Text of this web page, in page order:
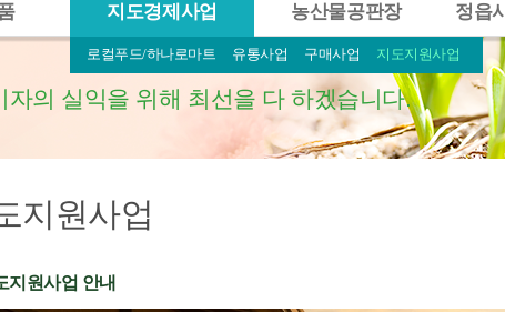
지도경제사업
로컬푸드/하나로마트 유통사업 구매사업 지도지원사업
농산물공판장 정읍
자의 실익을 위해 최선을 다 하겠습니다.
지원사업
지원사업 안내